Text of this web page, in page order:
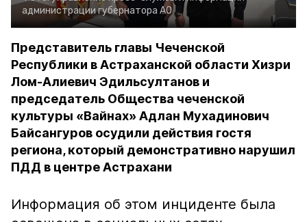
администрации губернатора АО
Представитель главы Чеченской
Республики в Астраханской области Хизри
Лом-Алиевич Эдильсултанов и
председатель Общества чеченской
культуры «Вайнах» Адлан Мухадинович
Байсангуров осудили действия гостя
региона, который демонстративно нарушил
ПДД в центре Астрахани
Информация об этом инциденте была